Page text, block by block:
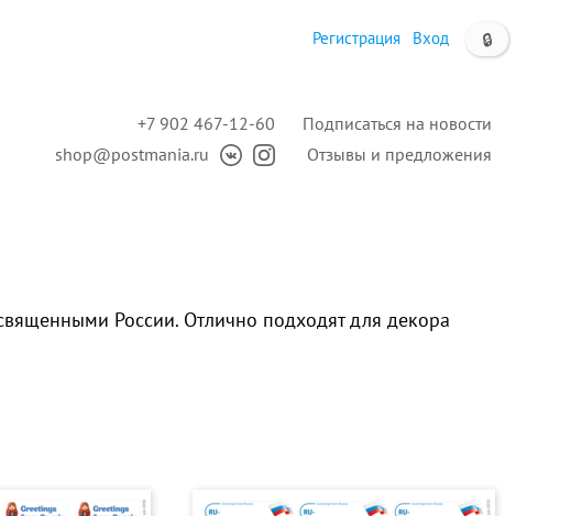
🔒
Регистрация Вход
Подписаться на новости
Отзывы и предложения
+7 902 467-12-60
shop@postmania.ru
России. Отлично подходят для декора